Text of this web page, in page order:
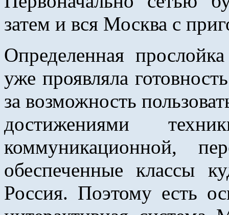
затем и вся Москва с
Определенная
уже проявляла
за возможность
достижениями
коммуникационной,
обеспеченные классы
Россия. Поэтому есть